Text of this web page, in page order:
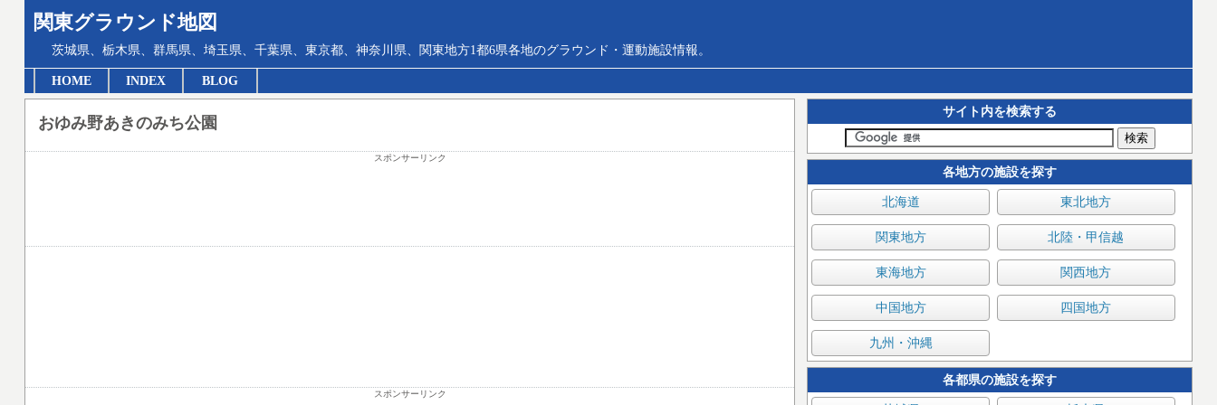
関東グラウンド地図
茨城県、栃木県、群馬県、埼玉県、千葉県、東京都、神奈川県、関東地方1都6県各地のグラウンド・運動施設情報。
HOME INDEX BLOG
サイト内を検索する
各地方の施設を探す
北海道 東北地方
関東地方 北陸・甲信越
東海地方 関西地方
中国地方 四国地方
九州・沖縄
各都県の施設を探す
おゆみ野あきのみち公園
スポンサーリンク
スポンサーリンク